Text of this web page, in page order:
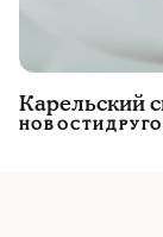
Карельский
НОВОСТИ